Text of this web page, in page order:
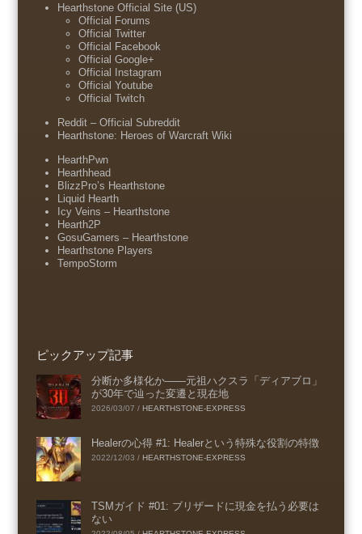
Hearthstone Official Site (US)
Official Forums
Official Twitter
Official Facebook
Official Google+
Official Instagram
Official Youtube
Official Twitch
Reddit – Official Subreddit
Hearthstone: Heroes of Warcraft Wiki
HearthPwn
Hearthhead
BlizzPro’s Hearthstone
Liquid Hearth
Icy Veins – Hearthstone
Hearth2P
GosuGamers – Hearthstone
Hearthstone Players
TempoStorm
ピックアップ記事
分断か多様化か――元祖ハクスラ「ディアブロ」
が30年で辿った変遷と現在地
2026/03/07 / HEARTHSTONE-EXPRESS
Healerの心得 #1: Healerという特殊な役割の特徴
2022/12/03 / HEARTHSTONE-EXPRESS
TSMガイド #01: ブリザードに現金を払う必要は
ない